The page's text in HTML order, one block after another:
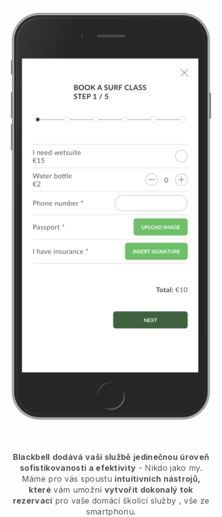
Blackbell dodává vaší službě jedinečnou úroveň
sofistikovanosti a efektivity - Nikdo jako my.
Máme pro vás spoustu intuitivních nástrojů,
které vám umožní vytvořit dokonalý tok
rezervací pro vaše domácí školící služby , vše ze
smartphonu.